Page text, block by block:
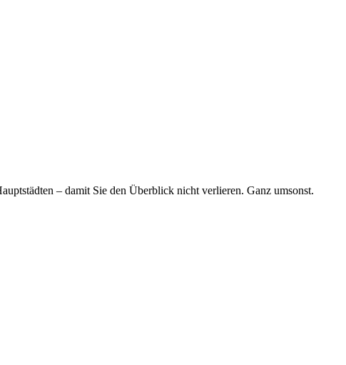
– damit Sie den Überblick nicht verlieren. Ganz umsonst.